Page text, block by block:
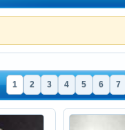
1 2 3 4 5 6 7